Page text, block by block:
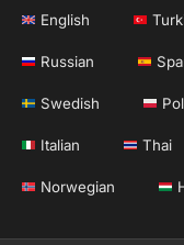
English
Russian
Swedish
Italian Thai
Norwegian